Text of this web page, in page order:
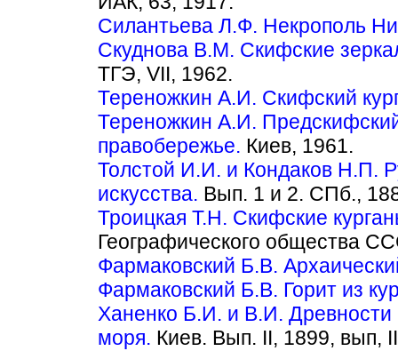
Силантьева Л.Ф. Некрополь
Скуднова В.М. Скифские
ТГЭ, VII, 1962.
Тереножкин А.И. Скифский
Тереножкин А.И.
правобережье. Киев, 1961.
Толстой И.И. и Кондаков Н.П.
искусства. Вып. 1 и 2. СПб.,
Троицкая Т.Н. Скифские
Географического общества
Фармаковский Б.В.
Фармаковский Б.В. Горит из
Ханенко Б.И. и В.И.
моря. Киев. Вып. II, 1899, вып,